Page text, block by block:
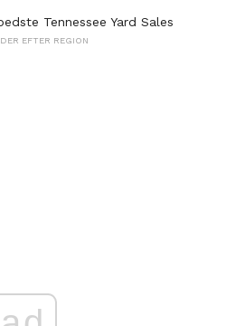
Tennessee Yard Sales
EFTER REGION